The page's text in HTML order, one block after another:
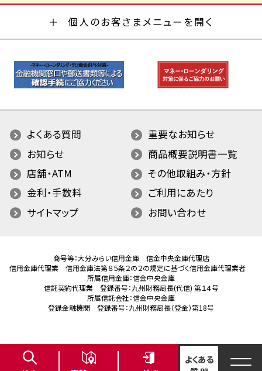
よくある
個人のお客さまメニューを開く
よくある質問
重要なお知らせ
お知らせ
商品概要説明書一覧
店舗・ATM
その他取組み・方針
金利・手数料
ご利用にあたり
サイトマップ
お問い合わせ
商号等：大分みらい信用金庫 信金中央金庫代理店
信用金庫代理業 信用金庫法第８５条２の２の規定に基づく信用金庫代理業者
所属信用金庫：信金中央金庫
信託契約代理業 登録番号：九州財務局長(代信) 第１４号
所属信託会社：信金中央金庫
登録金融機関 登録番号：九州財務局長（登金）第18号